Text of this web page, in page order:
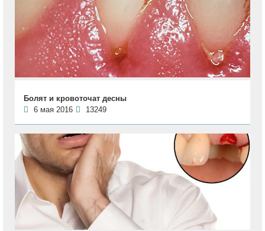
Болят и кровоточат десны
6 мая 2016
13249